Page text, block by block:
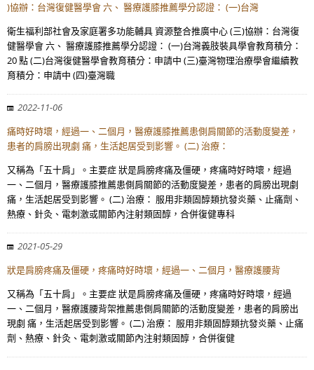
)協辦：台灣復健醫學會 六、 醫療護膝推薦學分認證： (一)台灣
衛生福利部社會及家庭署多功能輔具 資源整合推廣中心 (三)協辦：台灣復
健醫學會 六、 醫療護膝推薦學分認證： (一)台灣義肢裝具學會教育積分：
20 點 (二)台灣復健醫學會教育積分：申請中 (三)臺灣物理治療學會繼續教
育積分：申請中 (四)臺灣職
2022-11-06
痛時好時壞，經過一、二個月，醫療護膝推薦患側肩關節的活動度變差，
患者的肩膀出現劇 痛，生活起居受到影響。 (二) 治療：
又稱為「五十肩」。主要症 狀是肩膀疼痛及僵硬，疼痛時好時壞，經過
一、二個月，醫療護膝推薦患側肩關節的活動度變差，患者的肩膀出現劇
痛，生活起居受到影響。 (二) 治療： 服用非類固醇類抗發炎藥、止痛劑、
熱療、針灸、電刺激或關節內注射類固醇，合併復健專科
2021-05-29
狀是肩膀疼痛及僵硬，疼痛時好時壞，經過一、二個月，醫療護腰背
又稱為「五十肩」。主要症 狀是肩膀疼痛及僵硬，疼痛時好時壞，經過
一、二個月，醫療護腰背架推薦患側肩關節的活動度變差，患者的肩膀出
現劇 痛，生活起居受到影響。 (二) 治療： 服用非類固醇類抗發炎藥、止痛
劑、熱療、針灸、電刺激或關節內注射類固醇，合併復健